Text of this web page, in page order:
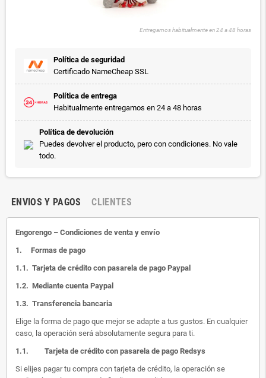
Entregamos habitualmente en 24 a 48 horas
Política de seguridad
Certificado NameCheap SSL
Política de entrega
Habitualmente entregamos en 24 a 48 horas
Política de devolución
Puedes devolver el producto, pero con condiciones. No vale
todo.
ENVIOS Y PAGOS CLIENTES
Engorengo – Condiciones de venta y envío
1. Formas de pago
1.1. Tarjeta de crédito con pasarela de pago Paypal
1.2. Mediante cuenta Paypal
1.3. Transferencia bancaria
Elige la forma de pago que mejor se adapte a tus gustos. En cualquier
caso, la operación será absolutamente segura para ti.
1.1. Tarjeta de crédito con pasarela de pago Redsys
Si elijes pagar tu compra con tarjeta de crédito, la operación se